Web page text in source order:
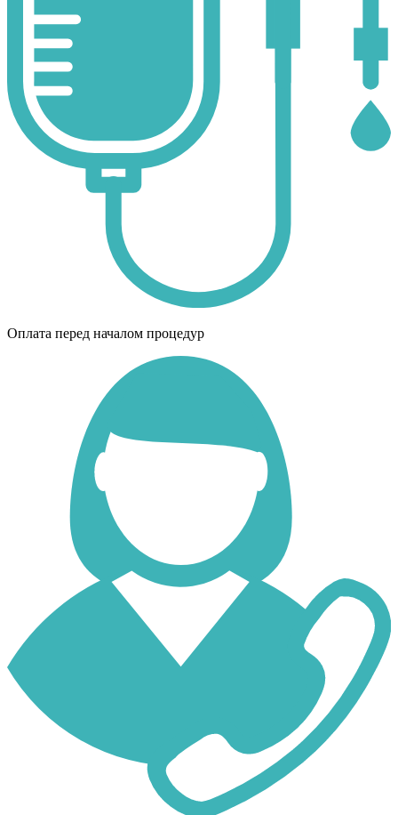
Оплата перед началом процедур